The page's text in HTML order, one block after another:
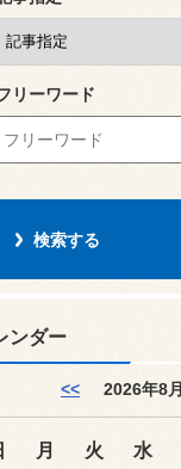
リーワード
ンダー
<< 2026年8月
月 火 水